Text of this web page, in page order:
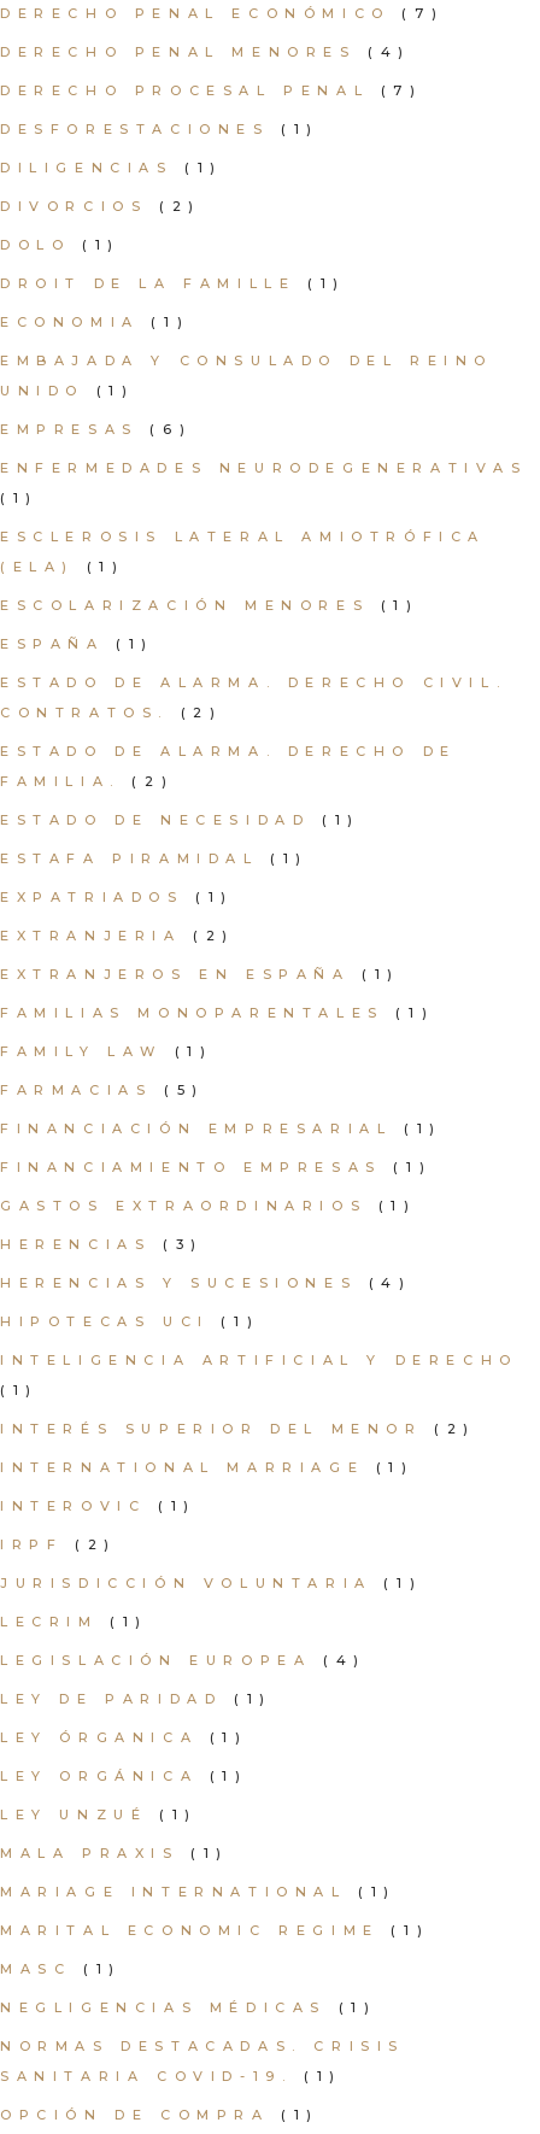
DERECHO PENAL ECONÓMICO (7)
DERECHO PENAL MENORES (4)
DERECHO PROCESAL PENAL (7)
DESFORESTACIONES (1)
DILIGENCIAS (1)
DIVORCIOS (2)
DOLO (1)
DROIT DE LA FAMILLE (1)
ECONOMIA (1)
EMBAJADA Y CONSULADO DEL REINO
UNIDO
(1)
EMPRESAS (6)
ENFERMEDADES NEURODEGENERATIVAS
(1)
ESCLEROSIS LATERAL AMIOTRÓFICA
(ELA)
(1)
ESCOLARIZACIÓN MENORES (1)
ESPAÑA (1)
ESTADO DE ALARMA. DERECHO CIVIL.
CONTRATOS.
(2)
ESTADO DE ALARMA. DERECHO DE
FAMILIA.
(2)
ESTADO DE NECESIDAD (1)
ESTAFA PIRAMIDAL (1)
EXPATRIADOS (1)
EXTRANJERIA (2)
EXTRANJEROS EN ESPAÑA (1)
FAMILIAS MONOPARENTALES (1)
FAMILY LAW (1)
FARMACIAS (5)
FINANCIACIÓN EMPRESARIAL (1)
FINANCIAMIENTO EMPRESAS (1)
GASTOS EXTRAORDINARIOS (1)
HERENCIAS (3)
HERENCIAS Y SUCESIONES (4)
HIPOTECAS UCI (1)
INTELIGENCIA ARTIFICIAL Y DERECHO
(1)
INTERÉS SUPERIOR DEL MENOR (2)
INTERNATIONAL MARRIAGE (1)
INTEROVIC (1)
IRPF (2)
JURISDICCIÓN VOLUNTARIA (1)
LECRIM (1)
LEGISLACIÓN EUROPEA (4)
LEY DE PARIDAD (1)
LEY ÓRGANICA (1)
LEY ORGÁNICA (1)
LEY UNZUÉ (1)
MALA PRAXIS (1)
MARIAGE INTERNATIONAL (1)
MARITAL ECONOMIC REGIME (1)
MASC (1)
NEGLIGENCIAS MÉDICAS (1)
NORMAS DESTACADAS. CRISIS
SANITARIA COVID-19.
(1)
OPCIÓN DE COMPRA (1)